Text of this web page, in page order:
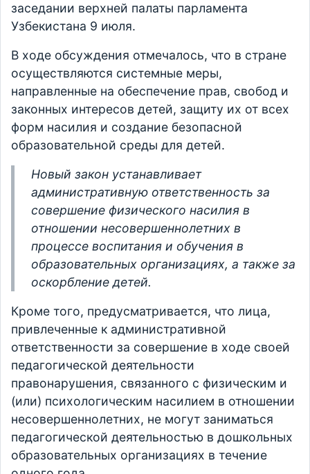
заседании верхней палаты парламента
Узбекистана 9 июля.
В ходе обсуждения отмечалось, что в стране
осуществляются системные меры,
направленные на обеспечение прав, свобод и
законных интересов детей, защиту их от всех
форм насилия и создание безопасной
образовательной среды для детей.
Новый закон устанавливает
административную ответственность за
совершение физического насилия в
отношении несовершеннолетних в
процессе воспитания и обучения в
образовательных организациях, а также за
оскорбление детей.
Кроме того, предусматривается, что лица,
привлеченные к административной
ответственности за совершение в ходе своей
педагогической деятельности
правонарушения, связанного с физическим и
(или) психологическим насилием в отношении
несовершеннолетних, не могут заниматься
педагогической деятельностью в дошкольных
образовательных организациях в течение